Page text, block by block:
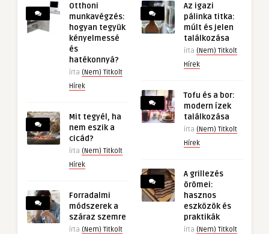
Otthoni
munkavégzés:
hogyan tegyük
kényelmessé
és
hatékonnyá?
írta (Nem) Titkolt
Hírek
Mit tegyél, ha
nem eszik a
cicád?
írta (Nem) Titkolt
Hírek
Forradalmi
módszerek a
száraz szemre
írta (Nem) Titkolt
Az igazi
pálinka titka:
múlt és jelen
találkozása
írta (Nem) Titkolt
Hírek
Tofu és a bor:
modern ízek
találkozása
írta (Nem) Titkolt
Hírek
A grillezés
örömei:
hasznos
eszközök és
praktikák
írta (Nem) Titkolt